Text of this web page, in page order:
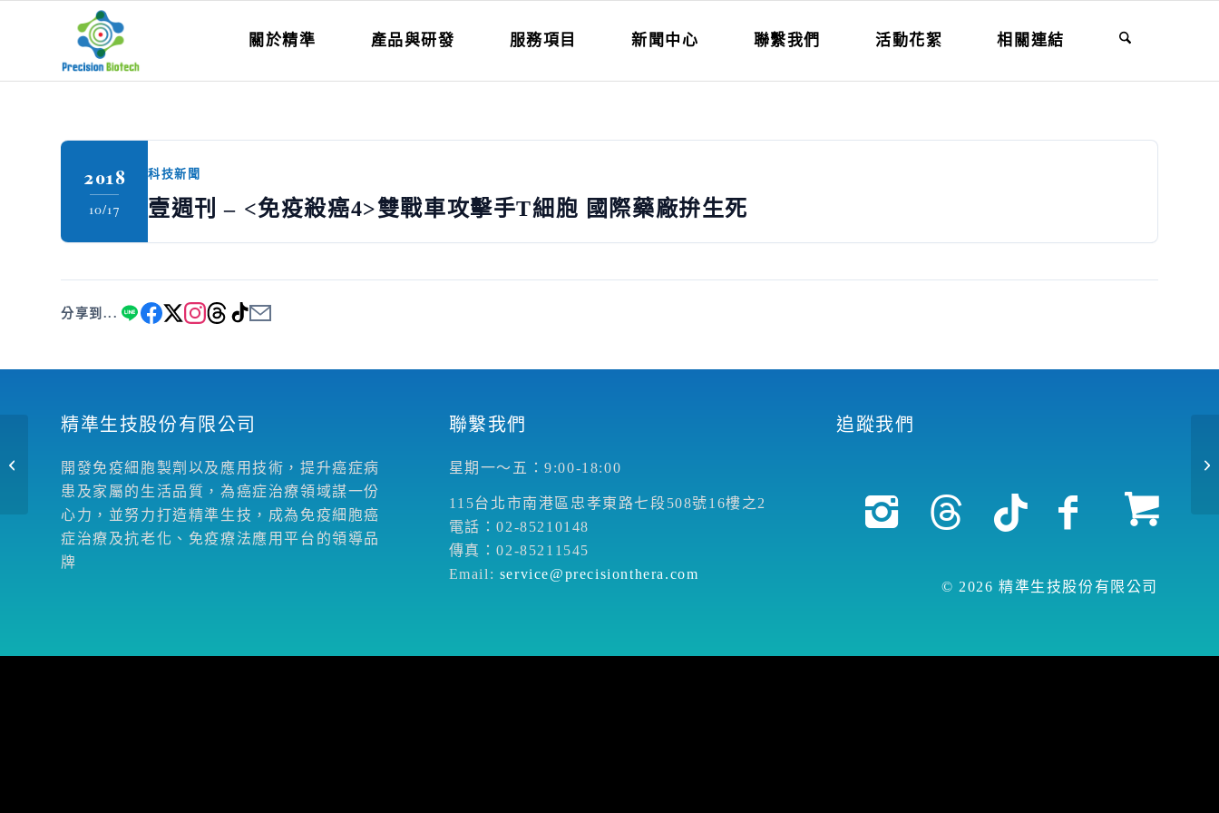
關於精準 產品與研發 服務項目 新聞中心 聯繫我們 活動花絮 相關連結
2018
10/17
科技新聞
壹週刊 – <免疫殺癌4>雙戰車攻擊手T細胞 國際藥廠拚生死
分享到...
精準生技股份有限公司
開發免疫細胞製劑以及應用技術，提升癌症病
患及家屬的生活品質，為癌症治療領域謀一份
心力，並努力打造精準生技，成為免疫細胞癌
症治療及抗老化、免疫療法應用平台的領導品
牌
聯繫我們
星期一～五：9:00-18:00
115台北市南港區忠孝東路七段508號16樓之2
電話：02-85210148
傳真：02-85211545
Email: service@precisionthera.com
追蹤我們
© 2026 精準生技股份有限公司
3>不用再去日本救命
了 台灣細胞療法上路